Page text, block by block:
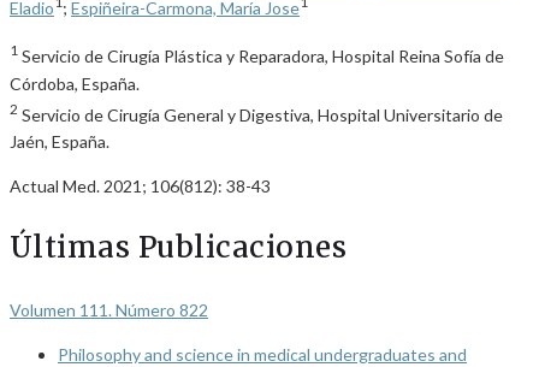
Eladio ; Espiñeira-Carmona, María Jose
1 Servicio de Cirugía Plástica y Reparadora, Hospital Reina Sofía de
Córdoba, España.
2 Servicio de Cirugía General y Digestiva, Hospital Universitario de
Jaén, España.
Actual Med. 2021; 106(812): 38-43
Últimas Publicaciones
Volumen 111. Número 822
Philosophy and science in medical undergraduates and